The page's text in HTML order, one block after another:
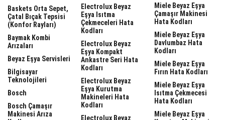
Baskets Orta Sepet,
Çatal Bıçak Tepsisi
(Konfor Rayları)
Baymak Kombi
Arızaları
Beyaz Eşya Servisleri
Bilgisayar
Teknolojileri
Bosch
Bosch Çamaşır
Makinesi Arıza
Electrolux Beyaz
Eşya Isıtma
Çekmeceleri Hata
Kodları
Electrolux Beyaz
Eşya Kompakt
Ankastre Seri Hata
Kodları
Electrolux Beyaz
Eşya Kurutma
Makineleri Hata
Kodları
Electrolux Beyaz
Miele Beyaz Eşya
Çamaşır Makinesi
Hata Kodları
Miele Beyaz Eşya
Davlumbaz Hata
Kodları
Miele Beyaz Eşya
Fırın Hata Kodları
Miele Beyaz Eşya
Isıtma Çekmecesi
Hata Kodları
Miele Beyaz Eşya